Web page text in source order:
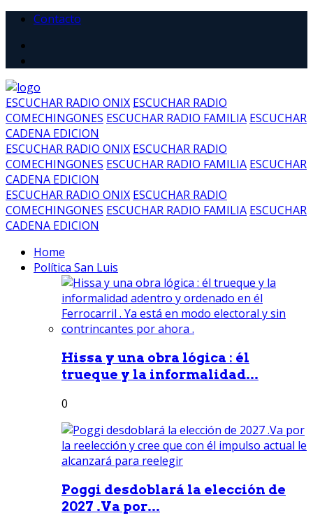
Contacto
ESCUCHAR RADIO ONIX ESCUCHAR RADIO
COMECHINGONES ESCUCHAR RADIO FAMILIA ESCUCHAR
CADENA EDICION
ESCUCHAR RADIO ONIX ESCUCHAR RADIO
COMECHINGONES ESCUCHAR RADIO FAMILIA ESCUCHAR
CADENA EDICION
ESCUCHAR RADIO ONIX ESCUCHAR RADIO
COMECHINGONES ESCUCHAR RADIO FAMILIA ESCUCHAR
CADENA EDICION
Home
Política San Luis
Hissa y una obra lógica : él
trueque y la informalidad...
0
Poggi desdoblará la elección de
2027 .Va por...